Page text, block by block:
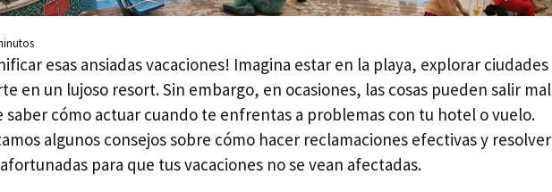
esas ansiadas vacaciones! Imagina estar en la playa, explorar ciudades
en un lujoso resort. Sin embargo, en ocasiones, las cosas pueden salir mal
cómo actuar cuando te enfrentas a problemas con tu hotel o vuelo.
algunos consejos sobre cómo hacer reclamaciones efectivas y resolver
para que tus vacaciones no se vean afectadas.